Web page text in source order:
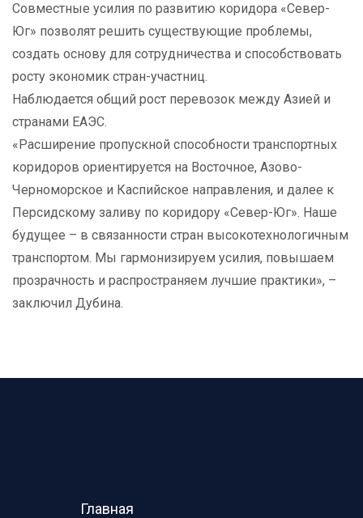
Совместные усилия по развитию коридора «Север-
Юг» позволят решить существующие проблемы,
создать основу для сотрудничества и способствовать
росту экономик стран-участниц.
Наблюдается общий рост перевозок между Азией и
странами ЕАЭС.
«Расширение пропускной способности транспортных
коридоров ориентируется на Восточное, Азово-
Черноморское и Каспийское направления, и далее к
Персидскому заливу по коридору «Север-Юг». Наше
будущее – в связанности стран высокотехнологичным
транспортом. Мы гармонизируем усилия, повышаем
прозрачность и распространяем лучшие практики», –
заключил Дубина.
Главная